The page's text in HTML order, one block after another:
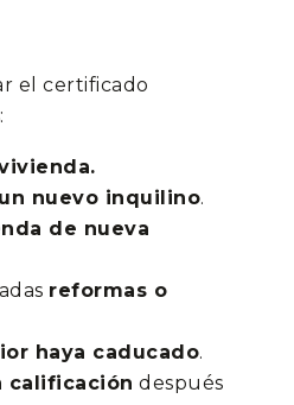
el certificado
nuevo inquilino.
de nueva
reformas o
haya caducado.
calificación después